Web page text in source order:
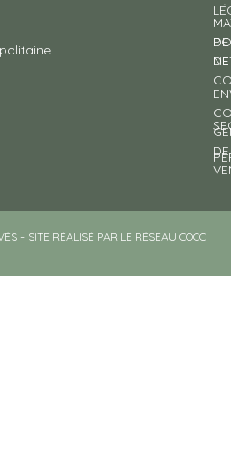
DE
DE
DE
– SITE RÉALISÉ PAR LE RÉSEAU COCCI